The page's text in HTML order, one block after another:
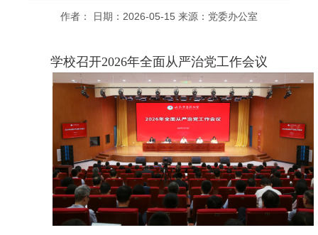
作者： 日期：2026-05-15 来源：党委办公室
学校召开2026年全面从严治党工作会议